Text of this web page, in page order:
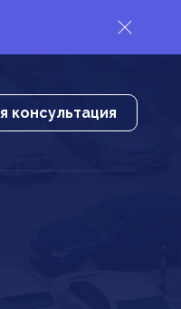
консультация